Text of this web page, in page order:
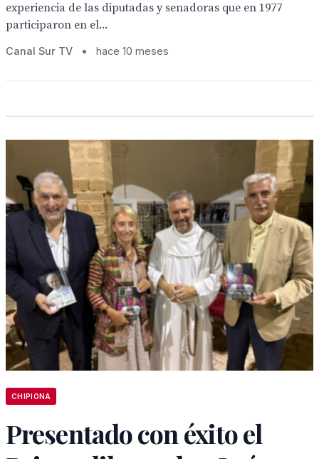
experiencia de las diputadas y senadoras que en 1977
participaron en el...
Canal Sur TV • hace 10 meses
CHIPIONA
Presentado con éxito el